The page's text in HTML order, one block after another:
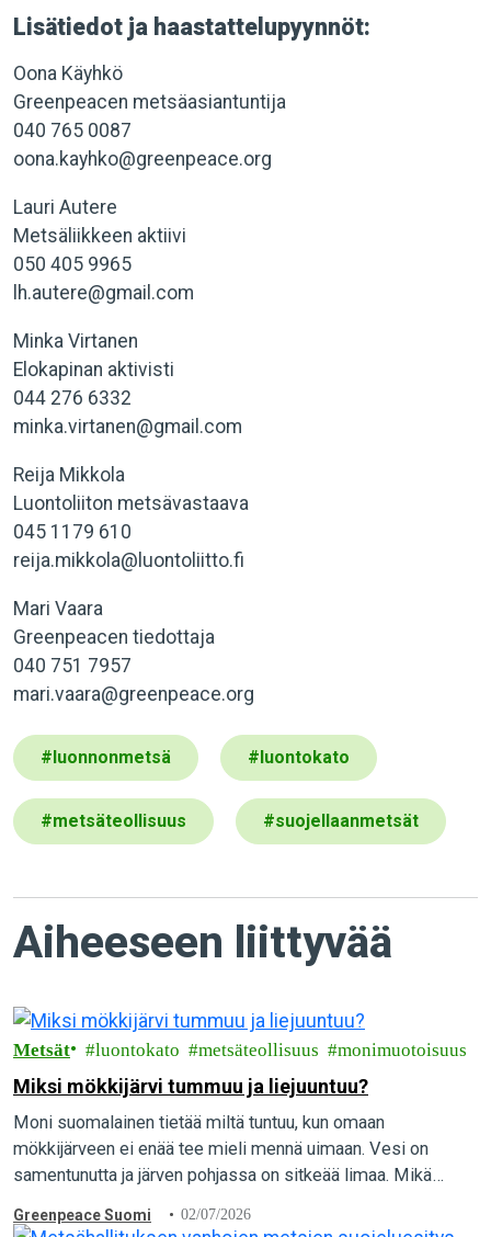
Lisätiedot ja haastattelupyynnöt:
Oona Käyhkö
Greenpeacen metsäasiantuntija
040 765 0087
oona.kayhko@greenpeace.org
Lauri Autere
Metsäliikkeen aktiivi
050 405 9965
lh.autere@gmail.com
Minka Virtanen
Elokapinan aktivisti
044 276 6332
minka.virtanen@gmail.com
Reija Mikkola
Luontoliiton metsävastaava
045 1179 610
reija.mikkola@luontoliitto.fi
Mari Vaara
Greenpeacen tiedottaja
040 751 7957
mari.vaara@greenpeace.org
#luonnonmetsä #luontokato
#metsäteollisuus #suojellaanmetsät
Aiheeseen liittyvää
Metsät luontokato metsäteollisuus monimuotoisuus
Miksi mökkijärvi tummuu ja liejuuntuu?
Moni suomalainen tietää miltä tuntuu, kun omaan
mökkijärveen ei enää tee mieli mennä uimaan. Vesi on
samentunutta ja järven pohjassa on sitkeää limaa. Mikä
Greenpeace Suomi 02/07/2026